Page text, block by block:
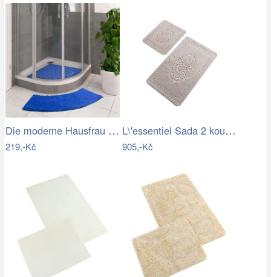
Die moderne Hausfrau Protiskluzová…
219,-Kč
L\'essentiel Sada 2 koupelnových…
905,-Kč